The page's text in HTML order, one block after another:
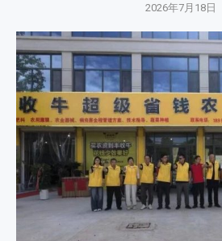
2026年7月18日